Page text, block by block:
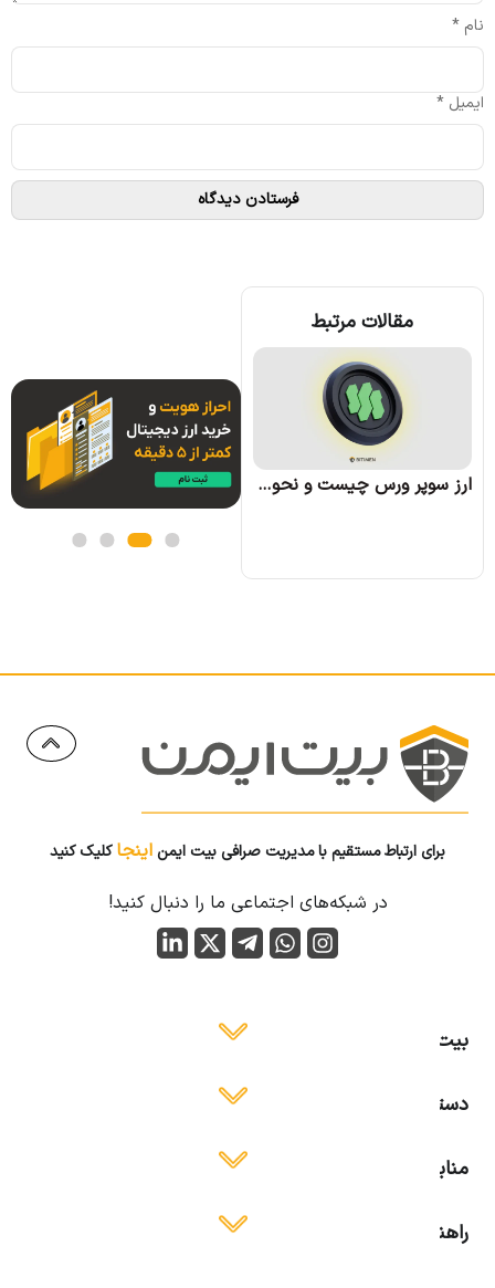
نام *
ایمیل *
مقالات مرتبط
ارز سوپر ورس چیست و نحوه کسب درآمد از آن چگونه است؟
برای ارتباط مستقیم با مدیریت صرافی بیت ایمن اینجاکلیک کنید
در شبکه‌های اجتماعی ما را دنبال کنید!
بیت ایمن
دسترسی آسان
منابع آموزشی
راهنمای استفاده